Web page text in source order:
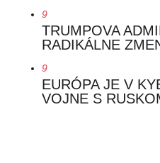
9
TRUMPOVA
RADIKÁLNE
9
EURÓPA JE V
VOJNE S